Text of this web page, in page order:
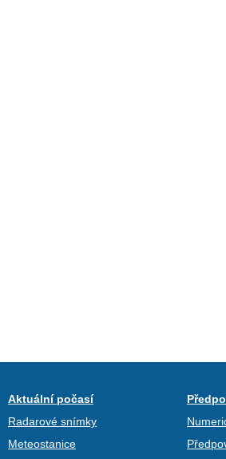
Aktuální počasí
Radarové snímky
Meteostanice